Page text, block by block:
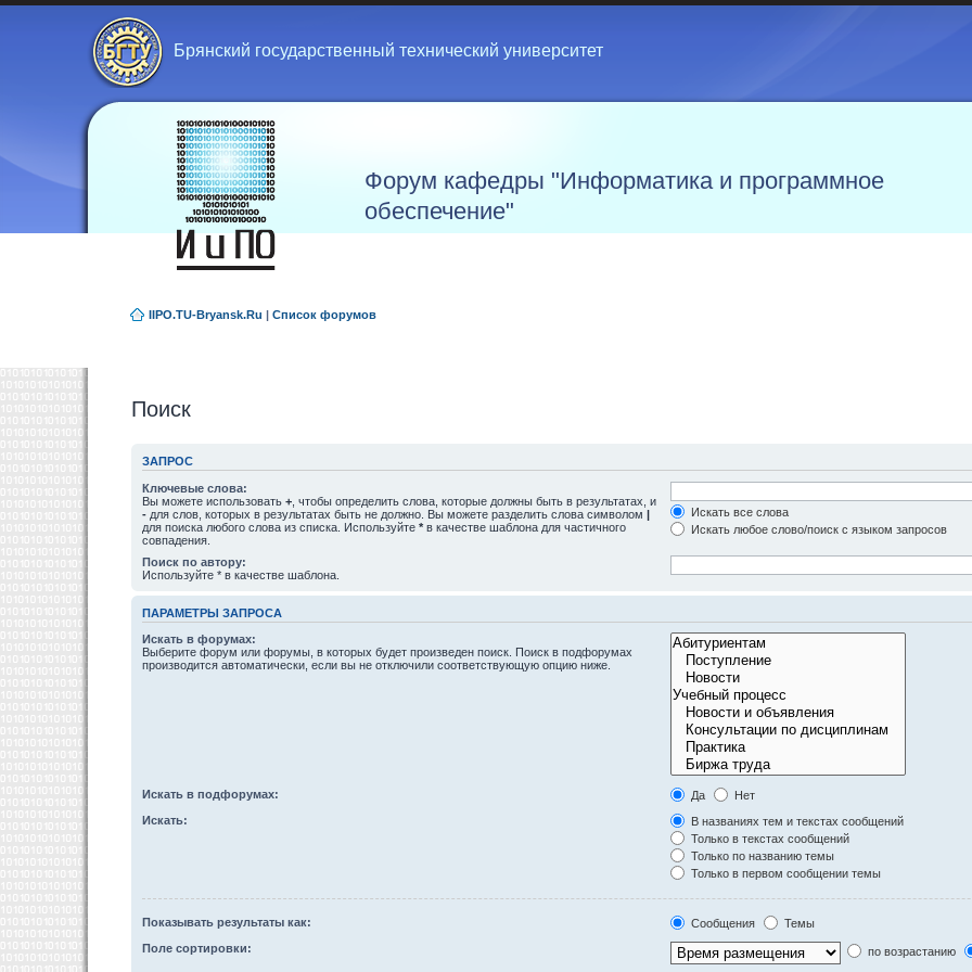
Брянский государственный технический университет
Форум кафедры "Информатика и программное
обеспечение"
IIPO.TU-Bryansk.Ru | Список форумов
Поиск
ЗАПРОС
Ключевые слова:
Вы можете использовать + , чтобы определить слова, которые должны быть в результатах, и
- для слов, которых в результатах быть не должно. Вы можете разделить слова символом |
для поиска любого слова из списка. Используйте * в качестве шаблона для частичного
совпадения.
Искать все слова
Искать любое слово/поиск с языком запросов
Поиск по автору:
Используйте * в качестве шаблона.
ПАРАМЕТРЫ ЗАПРОСА
Искать в форумах:
Выберите форум или форумы, в которых будет произведен поиск. Поиск в подфорумах
производится автоматически, если вы не отключили соответствующую опцию ниже.
Искать в подфорумах: Да
Нет
Искать:
В названиях тем и текстах сообщений
Только в текстах сообщений
Только по названию темы
Только в первом сообщении темы
Показывать результаты как: Сообщения
Темы
Поле сортировки:
по возрастанию